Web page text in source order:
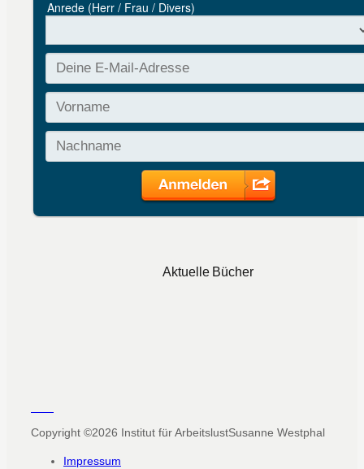
Aktuelle Bücher
Copyright ©2026 Institut für ArbeitslustSusanne Westphal
Impressum